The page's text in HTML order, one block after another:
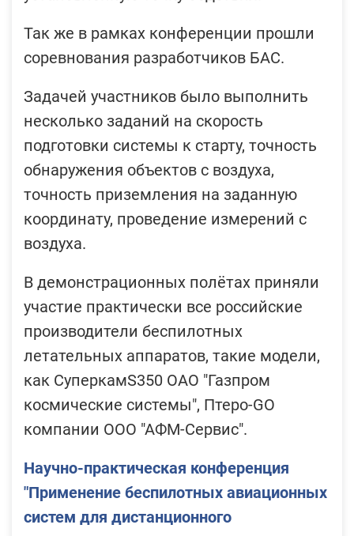
Так же в рамках конференции прошли
соревнования разработчиков БАС.
Задачей участников было выполнить
несколько заданий на скорость
подготовки системы к старту, точность
обнаружения объектов с воздуха,
точность приземления на заданную
координату, проведение измерений с
воздуха.
В демонстрационных полётах приняли
участие практически все российские
производители беспилотных
летательных аппаратов, такие модели,
как СуперкамS350 ОАО "Газпром
космические системы", Птеро-GO
компании ООО "АФМ-Сервис".
Научно-практическая конференция
"Применение беспилотных авиационных
систем для дистанционного